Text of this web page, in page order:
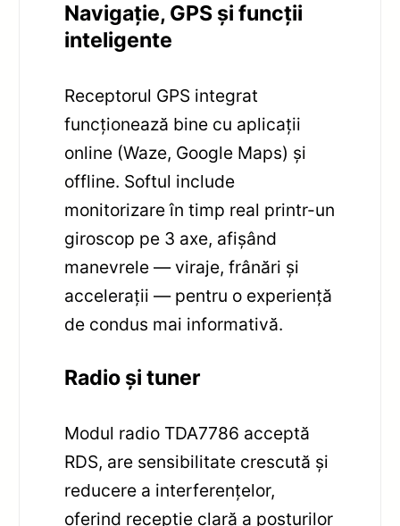
Navigație, GPS și funcții
inteligente
Receptorul GPS integrat
funcționează bine cu aplicații
online (Waze, Google Maps) și
offline. Softul include
monitorizare în timp real printr-un
giroscop pe 3 axe, afișând
manevrele — viraje, frânări și
accelerații — pentru o experiență
de condus mai informativă.
Radio și tuner
Modul radio TDA7786 acceptă
RDS, are sensibilitate crescută și
reducere a interferențelor,
oferind recepție clară a posturilor